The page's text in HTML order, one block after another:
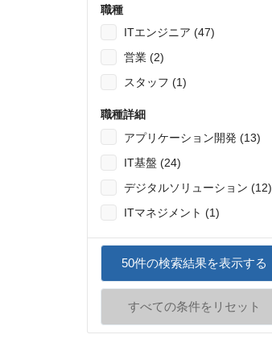
職種
ITエンジニア (47)
営業 (2)
スタッフ (1)
職種詳細
アプリケーション開発 (13)
IT基盤 (24)
デジタルソリューション (12)
ITマネジメント (1)
50件の検索結果を表示する
すべての条件をリセット